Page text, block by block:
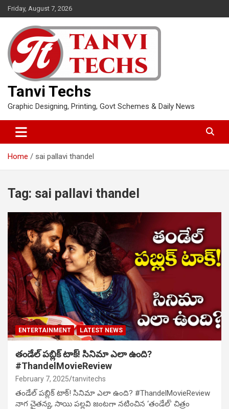
Skip
to
content
Friday, August 7, 2026
Tanvi Techs
Graphic Designing, Printing, Govt Schemes & Daily News
Home sai pallavi thandel
Tag: sai pallavi thandel
ENTERTAINMENT LATEST NEWS
తండేల్ పబ్లిక్ టాక్! సినిమా ఎలా ఉంది?
#ThandelMovieReview
February 7, 2025 tanvitechs
తండేల్ పబ్లిక్ టాక్! సినిమా ఎలా ఉంది? #ThandelMovieReview
నాగ చైతన్య, సాయి పల్లవి జంటగా నటించిన ‘తండేల్’ చిత్రం